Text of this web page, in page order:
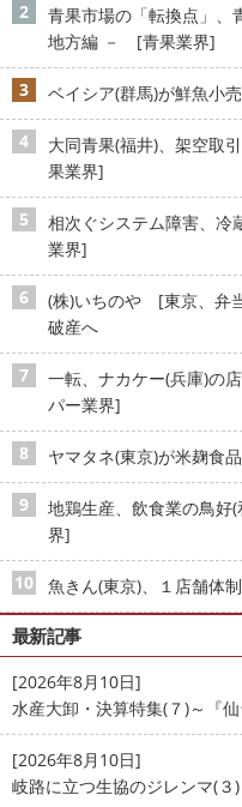
青果市場の「転換点」
地方編 － [青果業界]
ベイシア(群馬)が鮮魚小
大同青果(福井)、架空取
果業界]
相次ぐシステム障害、
業界]
(株)いちのや [東京、弁
破産へ
一転、ナカケー(兵庫)の
パー業界]
ヤマタネ(東京)が米麹食
地鶏生産、飲食業の鳥
界]
魚きん(東京)、１店舗体
最新記事
[2026年8月10日]
水産大卸・決算特集(７)～『
[2026年8月10日]
岐路に立つ生協のジレンマ(